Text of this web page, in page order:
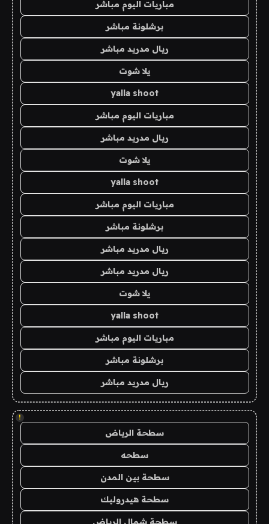
مباريات اليوم مباشر
برشلونة مباشر
ريال مدريد مباشر
يلا شوت
yalla shoot
مباريات اليوم مباشر
ريال مدريد مباشر
يلا شوت
yalla shoot
مباريات اليوم مباشر
برشلونة مباشر
ريال مدريد مباشر
ريال مدريد مباشر
يلا شوت
yalla shoot
مباريات اليوم مباشر
برشلونة مباشر
ريال مدريد مباشر
!
سطحة الرياض
سطحه
سطحة بين المدن
سطحة هيدروليك
سطحة شمال الرياض